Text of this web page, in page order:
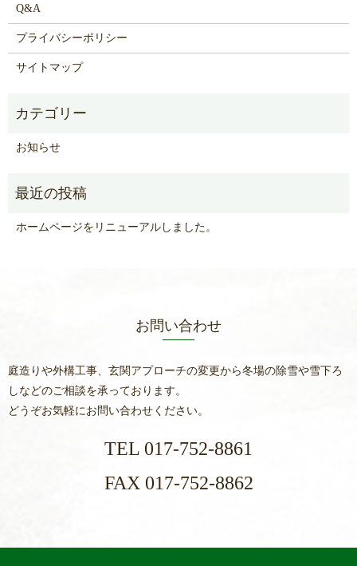
Q&A
プライバシーポリシー
サイトマップ
お知らせ
ホームページをリニューアルしました。
お問い合わせ
庭造りや外構工事、玄関アプローチの変更から冬場の除雪や雪下ろ
しなどのご相談を承っております。
どうぞお気軽にお問い合わせください。
TEL 017-752-8861
FAX 017-752-8862